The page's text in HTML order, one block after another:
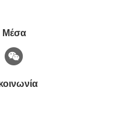
Μέσα